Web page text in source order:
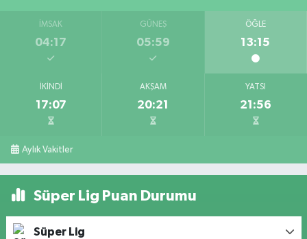
İMSAK
04:17
GÜNEŞ
05:59
ÖĞLE
13:15
İKINDI
17:07
AKŞAM
20:21
YATSI
21:56
Aylık Vakitler
Süper Lig Puan Durumu
Süper Lig